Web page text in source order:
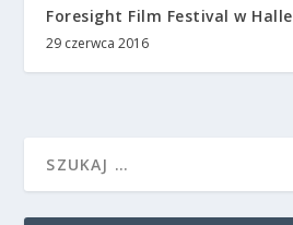
Foresight Film Festival w Halle
29 czerwca 2016